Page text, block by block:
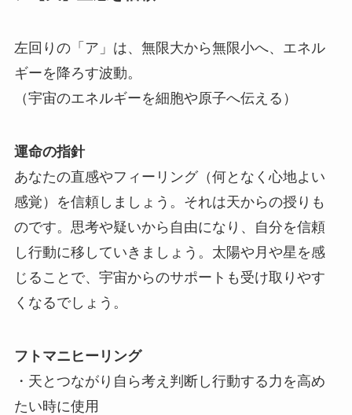
左回りの「ア」は、無限大から無限小へ、エネル
ギーを降ろす波動。
（宇宙のエネルギーを細胞や原子へ伝える）
運命の指針
あなたの直感やフィーリング（何となく心地よい
感覚）を信頼しましょう。それは天からの授りも
のです。思考や疑いから自由になり、自分を信頼
し行動に移していきましょう。太陽や月や星を感
じることで、宇宙からのサポートも受け取りやす
くなるでしょう。
フトマニヒーリング
・天とつながり自ら考え判断し行動する力を高め
たい時に使用